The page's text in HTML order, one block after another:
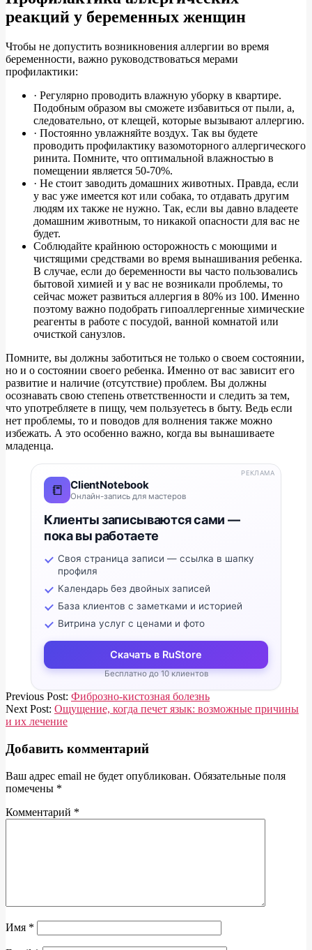
реакций у беременных женщин
Чтобы не допустить возникновения аллергии во время
беременности, важно руководствоваться мерами
профилактики:
· Регулярно проводить влажную уборку в квартире.
Подобным образом вы сможете избавиться от пыли, а,
следовательно, от клещей, которые вызывают аллергию.
· Постоянно увлажняйте воздух. Так вы будете
проводить профилактику вазомоторного аллергического
ринита. Помните, что оптимальной влажностью в
помещении является 50-70%.
· Не стоит заводить домашних животных. Правда, если
у вас уже имеется кот или собака, то отдавать другим
людям их также не нужно. Так, если вы давно владеете
домашним животным, то никакой опасности для вас не
будет.
Соблюдайте крайнюю осторожность с моющими и
чистящими средствами во время вынашивания ребенка.
В случае, если до беременности вы часто пользовались
бытовой химией и у вас не возникали проблемы, то
сейчас может развиться аллергия в 80% из 100. Именно
поэтому важно подобрать гипоаллергенные химические
реагенты в работе с посудой, ванной комнатой или
очисткой санузлов.
Помните, вы должны заботиться не только о своем состоянии,
но и о состоянии своего ребенка. Именно от вас зависит его
развитие и наличие (отсутствие) проблем. Вы должны
осознавать свою степень ответственности и следить за тем,
что употребляете в пищу, чем пользуетесь в быту. Ведь если
нет проблемы, то и поводов для волнения также можно
избежать. А это особенно важно, когда вы вынашиваете
младенца.
📒 ClientNotebook
Онлайн-запись для мастеров
Клиенты записываются сами —
пока вы работаете
Своя страница записи — ссылка в шапку
профиля
Календарь без двойных записей
База клиентов с заметками и историей
Витрина услуг с ценами и фото
Скачать в RuStore
Бесплатно до 10 клиентов
РЕКЛАМА
2020-
03-
18
Previous Post: Фиброзно-кистозная болезнь
Next Post: Ощущение, когда печет язык: возможные причины
и их лечение
Добавить комментарий
Ваш адрес email не будет опубликован. Обязательные поля
помечены *
Комментарий *
Имя *